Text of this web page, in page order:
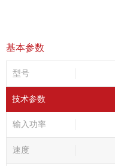
基本参数
型号
技术参数
输入功率
速度